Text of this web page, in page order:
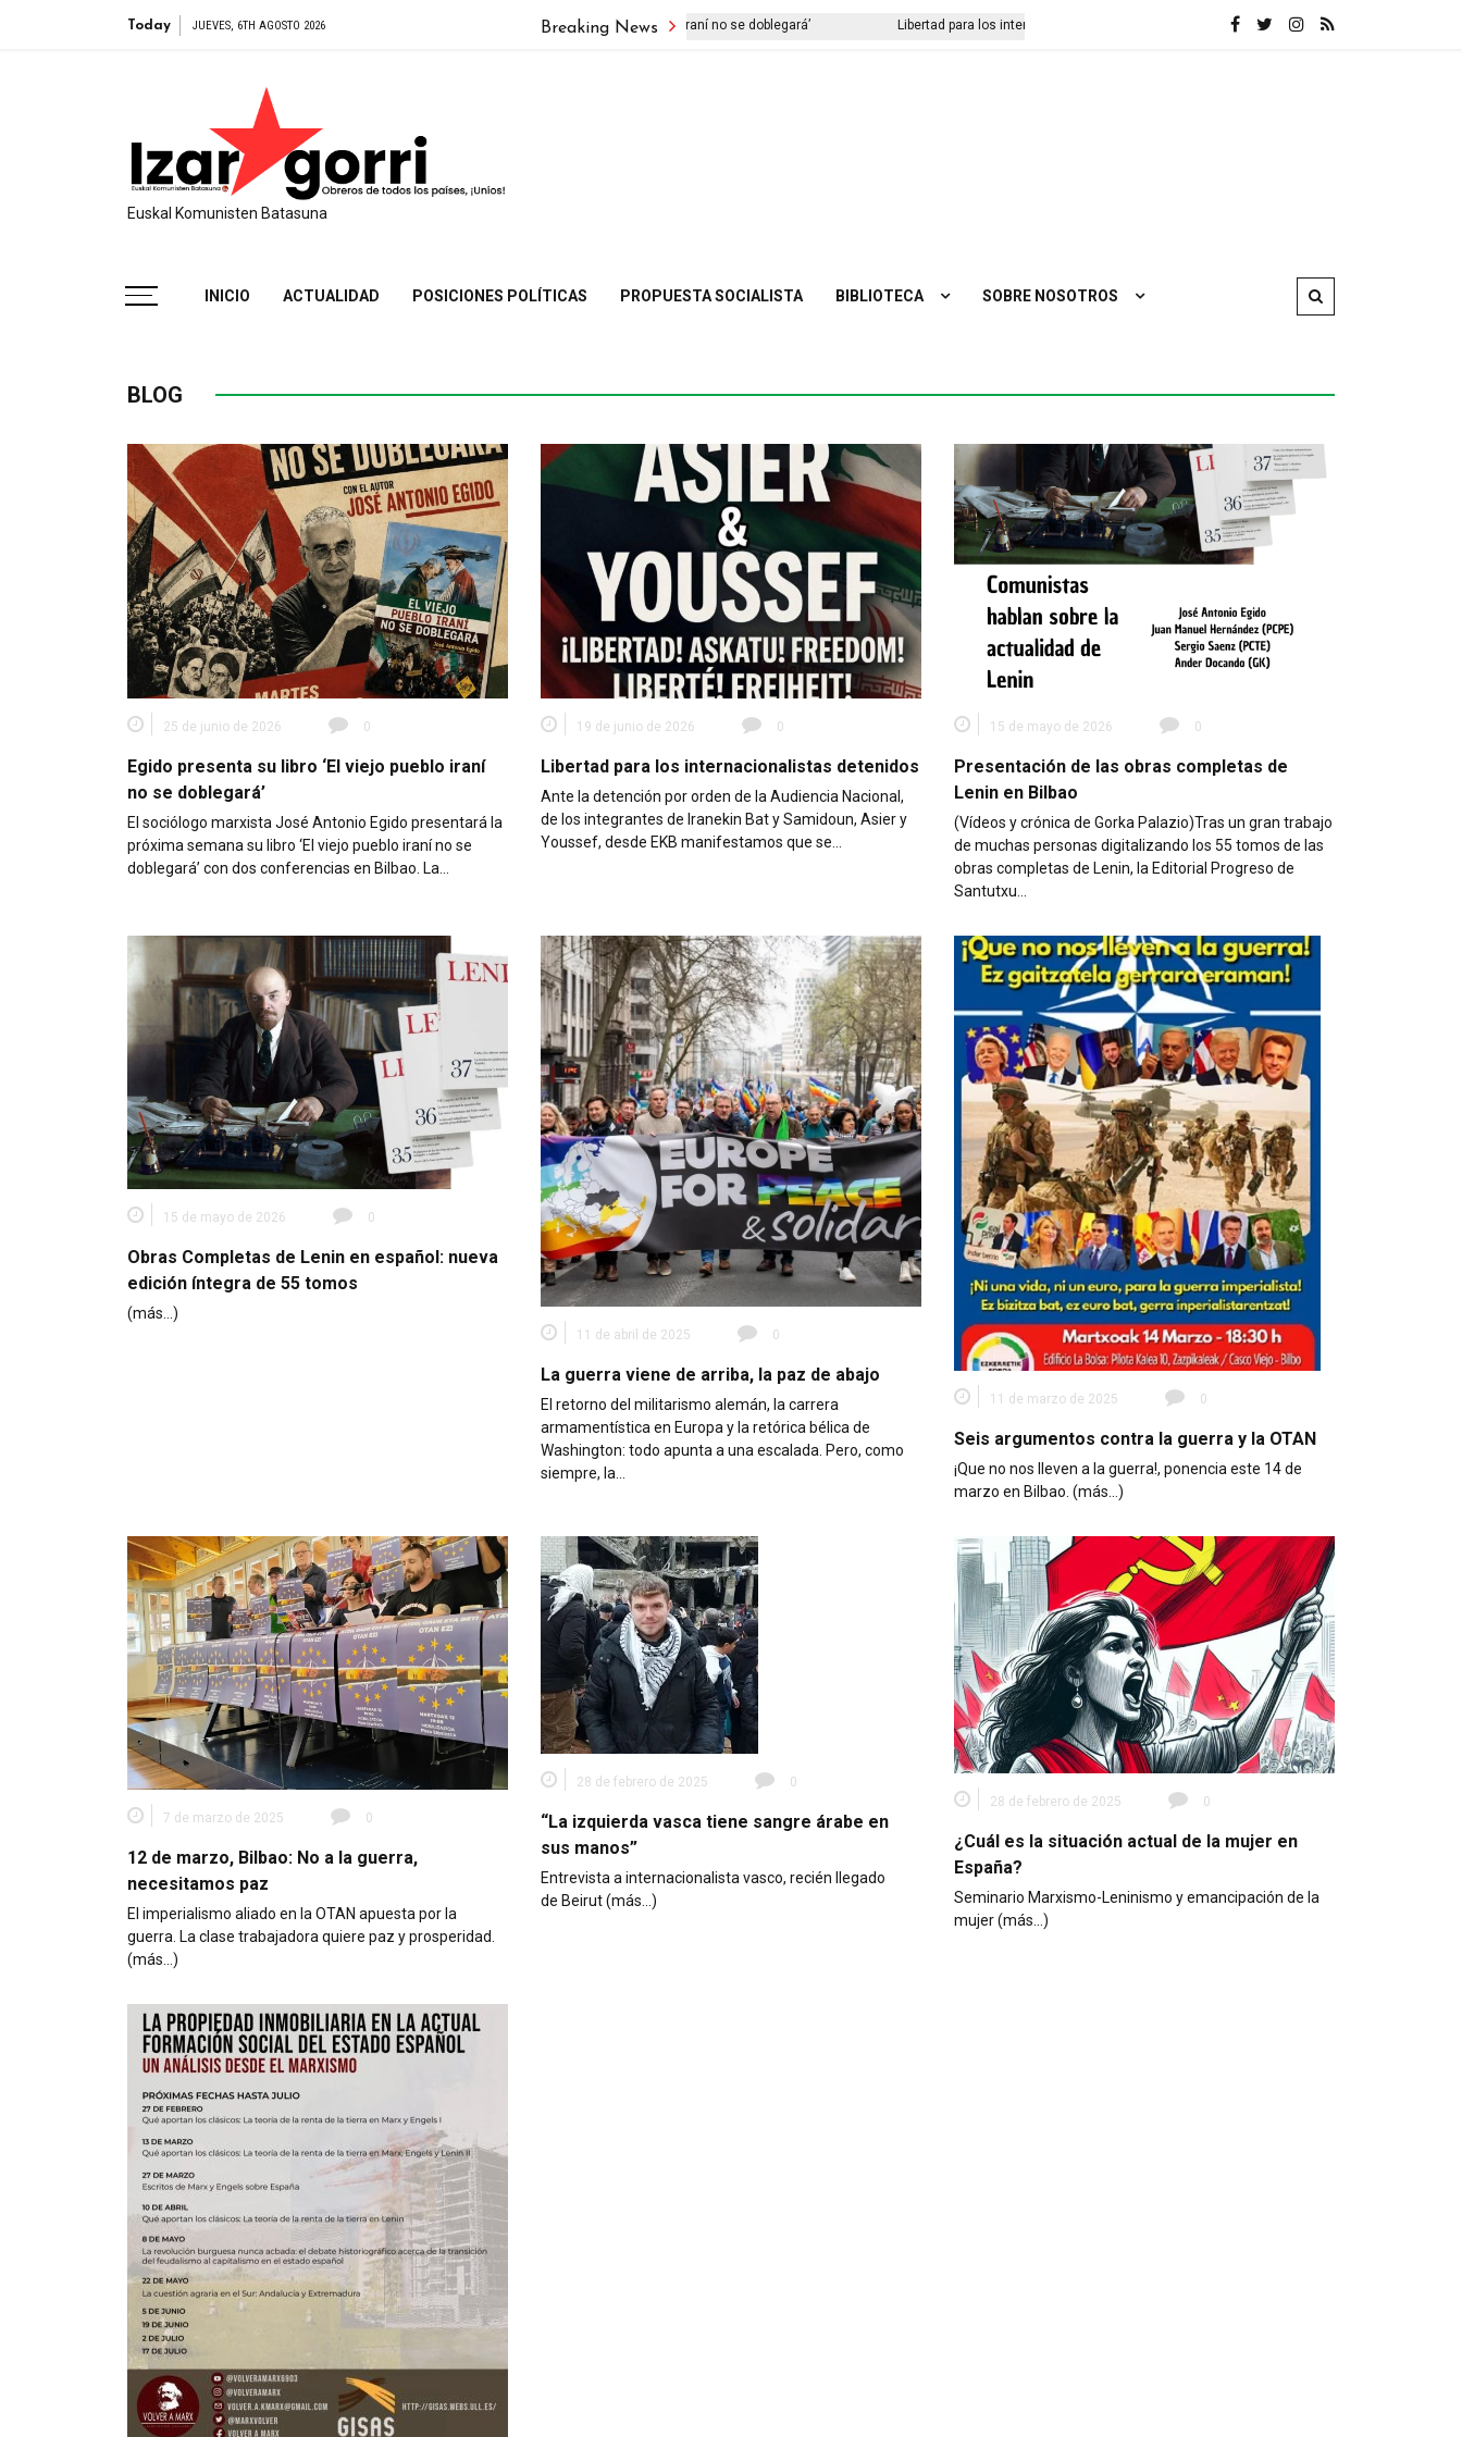
Today JUEVES, 6TH AGOSTO 2026 Breaking News
Egido presenta su libro ‘El viejo pueblo iraní no se doblegará’ Libertad para los internacionalistas detenidos Presentación de las obras completas de
Euskal Komunisten Batasuna
INICIO ACTUALIDAD POSICIONES POLÍTICAS PROPUESTA SOCIALISTA BIBLIOTECA SOBRE NOSOTROS
BLOG
25 de junio de 2026 0
Egido presenta su libro ‘El viejo pueblo iraní
no se doblegará’
El sociólogo marxista José Antonio Egido presentará la
próxima semana su libro ‘El viejo pueblo iraní no se
doblegará’ con dos conferencias en Bilbao. La…
19 de junio de 2026 0
Libertad para los internacionalistas detenidos
Ante la detención por orden de la Audiencia Nacional,
de los integrantes de Iranekin Bat y Samidoun, Asier y
Youssef, desde EKB manifestamos que se…
15 de mayo de 2026 0
Presentación de las obras completas de
Lenin en Bilbao
(Vídeos y crónica de Gorka Palazio)Tras un gran trabajo
de muchas personas digitalizando los 55 tomos de las
obras completas de Lenin, la Editorial Progreso de
Santutxu…
15 de mayo de 2026 0
Obras Completas de Lenin en español: nueva
edición íntegra de 55 tomos
(más…)
11 de abril de 2025 0
La guerra viene de arriba, la paz de abajo
El retorno del militarismo alemán, la carrera
armamentística en Europa y la retórica bélica de
Washington: todo apunta a una escalada. Pero, como
siempre, la…
11 de marzo de 2025 0
Seis argumentos contra la guerra y la OTAN
¡Que no nos lleven a la guerra!, ponencia este 14 de
marzo en Bilbao. (más…)
7 de marzo de 2025 0
12 de marzo, Bilbao: No a la guerra,
necesitamos paz
El imperialismo aliado en la OTAN apuesta por la
guerra. La clase trabajadora quiere paz y prosperidad.
(más…)
28 de febrero de 2025 0
“La izquierda vasca tiene sangre árabe en
sus manos”
Entrevista a internacionalista vasco, recién llegado
de Beirut (más…)
28 de febrero de 2025 0
¿Cuál es la situación actual de la mujer en
España?
Seminario Marxismo-Leninismo y emancipación de la
mujer (más…)